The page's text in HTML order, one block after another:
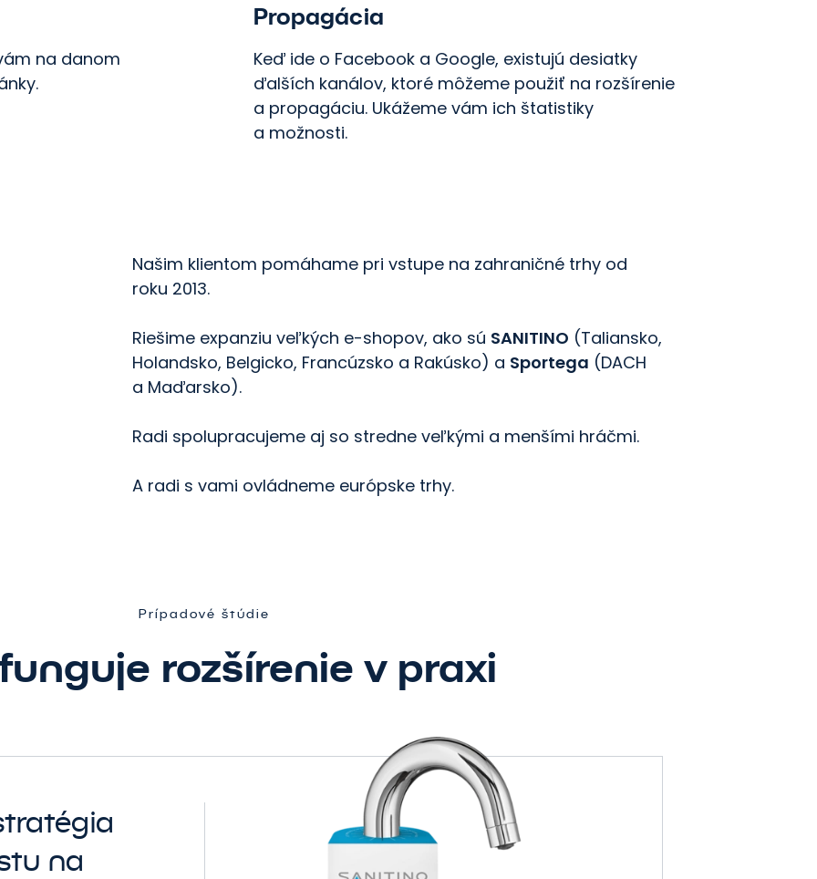
na danom
Propagácia
Keď ide o Facebook a Google, existujú desiatky
ďalších kanálov, ktoré môžeme použiť na rozšírenie
a propagáciu. Ukážeme vám ich štatistiky
a možnosti.
Našim klientom pomáhame pri vstupe na zahraničné trhy od
roku 2013.
Riešime expanziu veľkých e-shopov, ako sú SANITINO (Taliansko,
Holandsko, Belgicko, Francúzsko a Rakúsko) a Sportega (DACH
a Maďarsko).
Radi spolupracujeme aj so stredne veľkými a menšími hráčmi.
A radi s vami ovládneme európske trhy.
Prípadové štúdie
rozšírenie v praxi
na
váš marketing dopredu.
Kontaktujte nás